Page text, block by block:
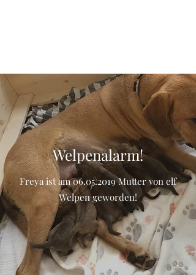
Welpenalarm!
Freya ist am06.05.2019Mutter von elf
Welpen geworden!